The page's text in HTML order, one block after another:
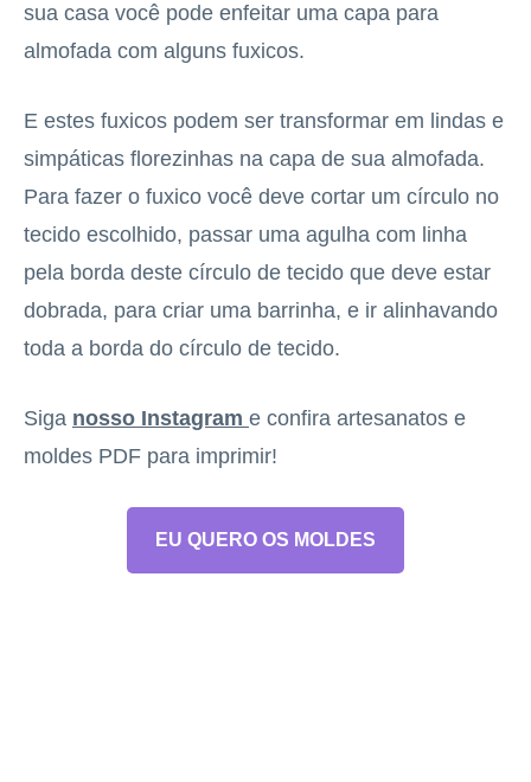
sua casa você pode enfeitar uma capa para
almofada com alguns fuxicos.
E estes fuxicos podem ser transformar em lindas e
simpáticas florezinhas na capa de sua almofada.
Para fazer o fuxico você deve cortar um círculo no
tecido escolhido, passar uma agulha com linha
pela borda deste círculo de tecido que deve estar
dobrada, para criar uma barrinha, e ir alinhavando
toda a borda do círculo de tecido.
Siga nosso Instagram e confira artesanatos e
moldes PDF para imprimir!
EU QUERO OS MOLDES